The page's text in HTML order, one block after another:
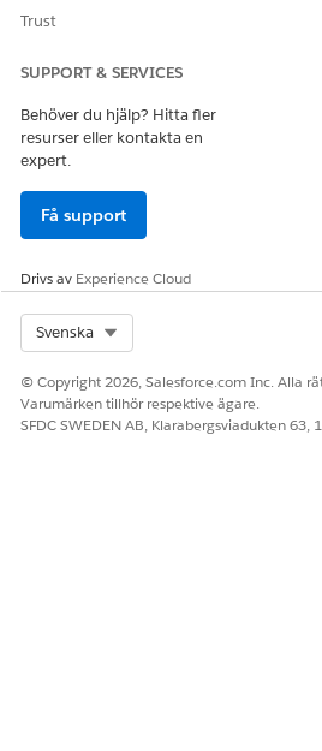
Trust
SUPPORT & SERVICES
Behöver du hjälp? Hitta fler
resurser eller kontakta en
expert.
Få support
Drivs av Experience Cloud
Svenska
© Copyright 2026, Salesforce.com Inc. Alla
Varumärken tillhör respektive ägare.
SFDC SWEDEN AB, Klarabergsviadukten 63,